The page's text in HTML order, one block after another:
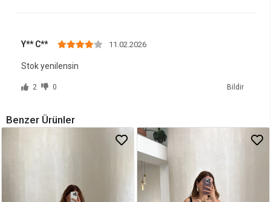
Y** C** 11.02.2026
Stok yenilensin
2 0 Bildir
Benzer Ürünler